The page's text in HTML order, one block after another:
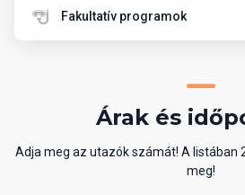
Fakultatív programok
Árak és
Adja meg az utazók számát! A listában
meg!